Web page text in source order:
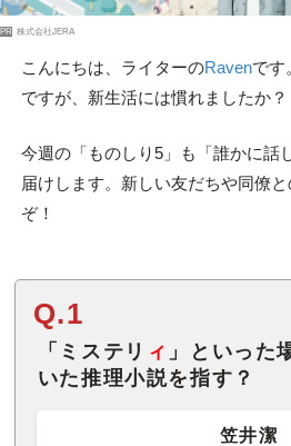
PR 株式会社JERA
こんにちは、ライターのRavenです
ですが、新生活には慣れましたか？
今週の「ものしり5」も「誰かに話
届けします。新しい友だちや同僚
ぞ！
Q.1
「ミステリ ィ 」といった
いた推理小説を指す？
笠井潔